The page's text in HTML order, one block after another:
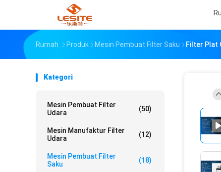
Rumah Produk Mesin Pembuat Filter Saku Filter Plat
Kategori
Mesin Pembuat Filter
Udara
(50)
Mesin Manufaktur Filter
Udara
(12)
Mesin Pembuat Filter
Saku
(18)